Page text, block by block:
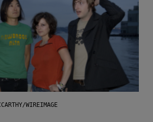
WIREIMAGE